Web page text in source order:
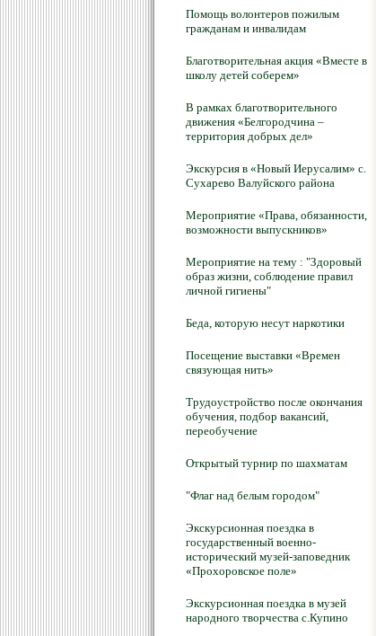
Помощь волонтеров пожилым
гражданам и инвалидам
Благотворительная акция «Вместе в
школу детей соберем»
В рамках благотворительного
движения «Белгородчина –
территория добрых дел»
Экскурсия в «Новый Иерусалим» с.
Сухарево Валуйского района
Мероприятие «Права, обязанности,
возможности выпускников»
Мероприятие на тему : "Здоровый
образ жизни, соблюдение правил
личной гигиены"
Беда, которую несут наркотики
Посещение выставки «Времен
связующая нить»
Трудоустройство после окончания
обучения, подбор вакансий,
переобучение
Открытый турнир по шахматам
"Флаг над белым городом"
Экскурсионная поездка в
государственный военно-
исторический музей-заповедник
«Прохоровское поле»
Экскурсионная поездка в музей
народного творчества с.Купино